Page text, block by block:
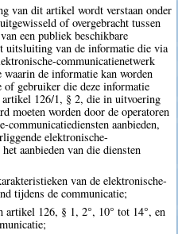
van dit artikel wordt verstaan onder
of overgebracht tussen
een publiek beschikbare
uitsluiting van de informatie die via
communicatienetwerk
waarin de informatie kan worden
of gebruiker die deze informatie
artikel 126/1, § 2, die in uitvoering
moeten worden door de operatoren
communicatiediensten aanbieden,
elektronische-
aanbieden van die diensten
van de elektronische-
tijdens de communicatie;
artikel 126, § 1, 2°, 10° tot 14°, en